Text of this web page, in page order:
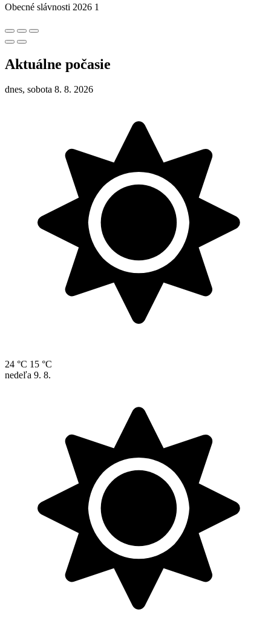
Obecné slávnosti 2026 1
Aktuálne počasie
dnes, sobota 8. 8. 2026
24 °C 15 °C
nedeľa 9. 8.